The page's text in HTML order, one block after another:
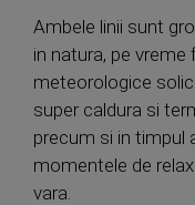
Ambele linii sunt
in natura, pe
meteorologice
super caldura si
precum si in timpul
momentele de
vara.